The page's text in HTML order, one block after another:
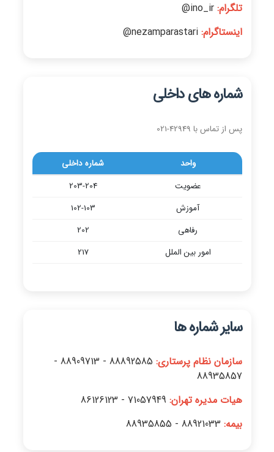
تلگرام: ino_ir@
اینستاگرام: nezamparastari@
شماره های داخلی
پس از تماس با 42949-021
واحد
شماره داخلی
عضویت
203-204
آموزش
102-103
رفاهی
202
امور بین الملل
217
سایر شماره ها
سازمان نظام پرستاری:
88892585 - 88909713 -
88935857
هیات مدیره تهران:
بیمه: